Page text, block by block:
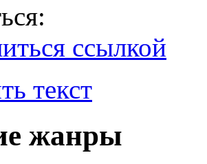
ссылкой
текст
жанры